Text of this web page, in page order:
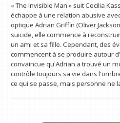
« The Invisible Man » suit Cecilia
échappe à une relation abusive
optique Adrian Griffin (Oliver
suicide, elle commence à
un ami et sa fille. Cependant, des
commencent à se produire autour
convaincue qu'Adrian a trouvé un
contrôle toujours sa vie dans
ce qui se passe, mais personne ne